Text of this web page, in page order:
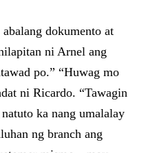
dokumento at
ni Arnel ang
po.” “Huwag mo
ni Ricardo. “Tawagin
ka nang umalalay
ng branch ang